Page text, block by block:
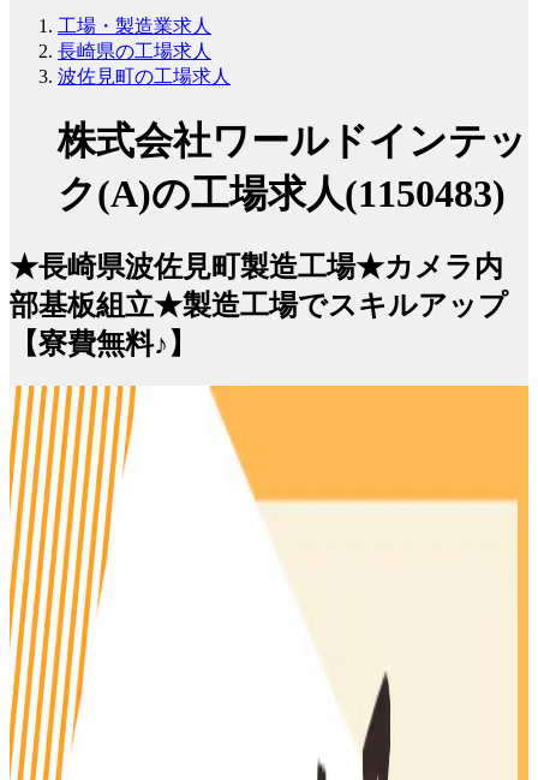
工場・製造業求人
長崎県の工場求人
波佐見町の工場求人
株式会社ワールドインテッ
ク(A)の工場求人(1150483)
★長崎県波佐見町製造工場★カメラ内
部基板組立★製造工場でスキルアップ
【寮費無料♪】